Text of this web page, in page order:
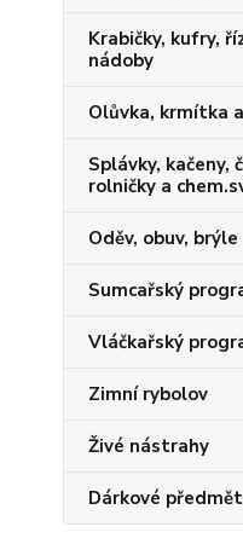
Krabičky, kufry,
nádoby
Olůvka, krmítka
Splávky, kačeny,
rolničky a
Oděv, obuv, brýle
Sumcařský
Vláčkařský
Zimní rybolov
Živé nástrahy
Dárkové